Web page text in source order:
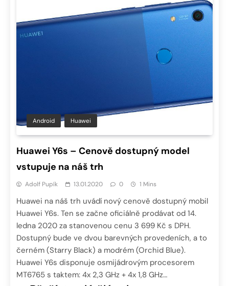
Android Huawei
Huawei Y6s – Cenově dostupný model
vstupuje na náš trh
Adolf Pupík 13.01.2020 0 1 Mins
Huawei na náš trh uvádí nový cenově dostupný mobil
Huawei Y6s. Ten se začne oficiálně prodávat od 14.
ledna 2020 za stanovenou cenu 3 699 Kč s DPH.
Dostupný bude ve dvou barevných provedeních, a to
černém (Starry Black) a modrém (Orchid Blue).
Huawei Y6s disponuje osmijádrovým procesorem
MT6765 s taktem: 4x 2,3 GHz + 4x 1,8 GHz…